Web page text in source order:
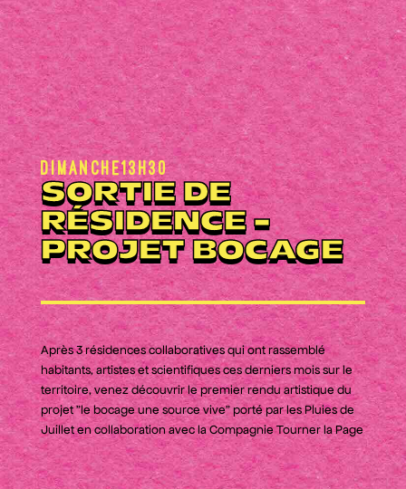
Dimanche13h30
SORTIE DE
RÉSIDENCE -
PROJET BOCAGE
Après 3 résidences collaboratives qui ont rassemblé
habitants, artistes et scientifiques ces derniers mois sur le
territoire, venez découvrir le premier rendu artistique du
projet "le bocage une source vive" porté par les Pluies de
Juillet en collaboration avec la Compagnie Tourner la Page